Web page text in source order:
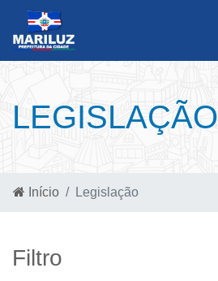
LEGISLAÇÃO
Início Legislação
Filtro